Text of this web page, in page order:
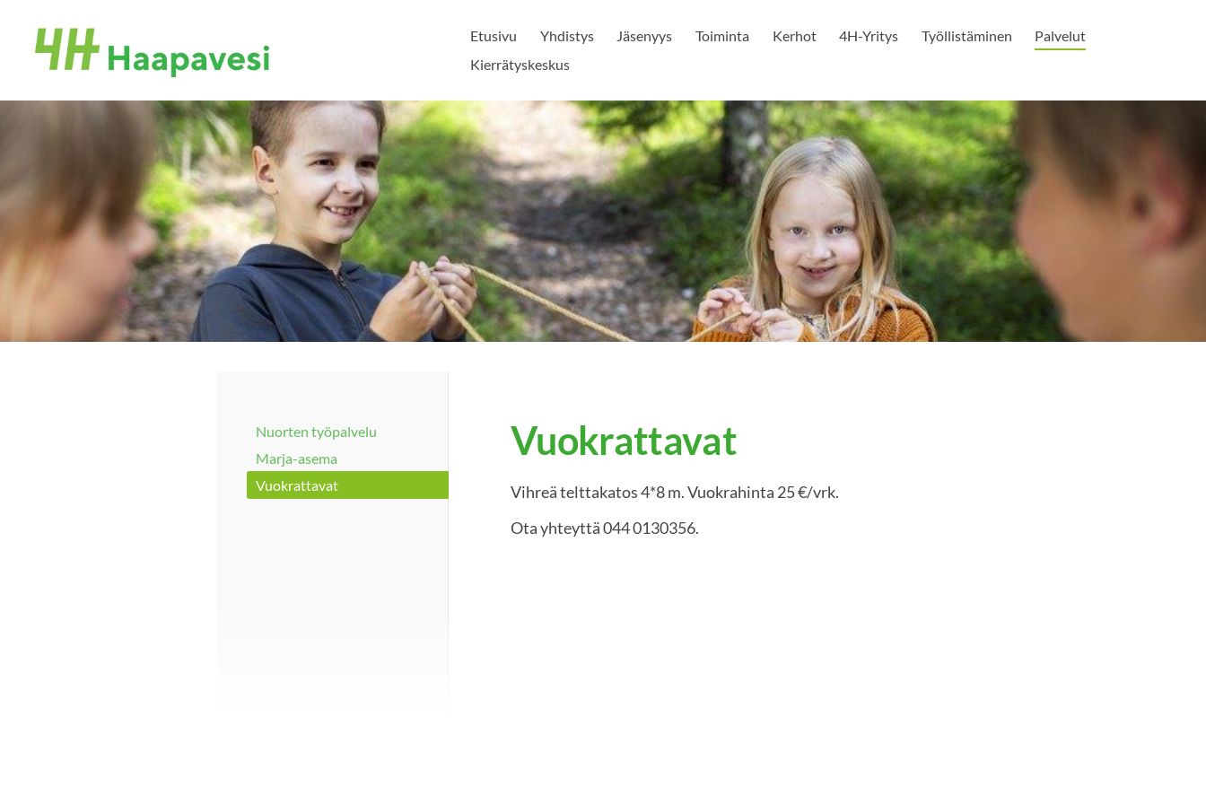
sivun
sisältöön
Haapaveden 4H-yhdistys
Etusivu Yhdistys Jäsenyys Toiminta Kerhot 4H-Yritys Työllistäminen
Palvelut
Kierrätyskeskus
Nuorten työpalvelu
Marja-asema
Vuokrattavat
Vuokrattavat
Vihreä telttakatos 4*8 m. Vuokrahinta 25 €/vrk.
Ota yhteyttä 044 0130356.